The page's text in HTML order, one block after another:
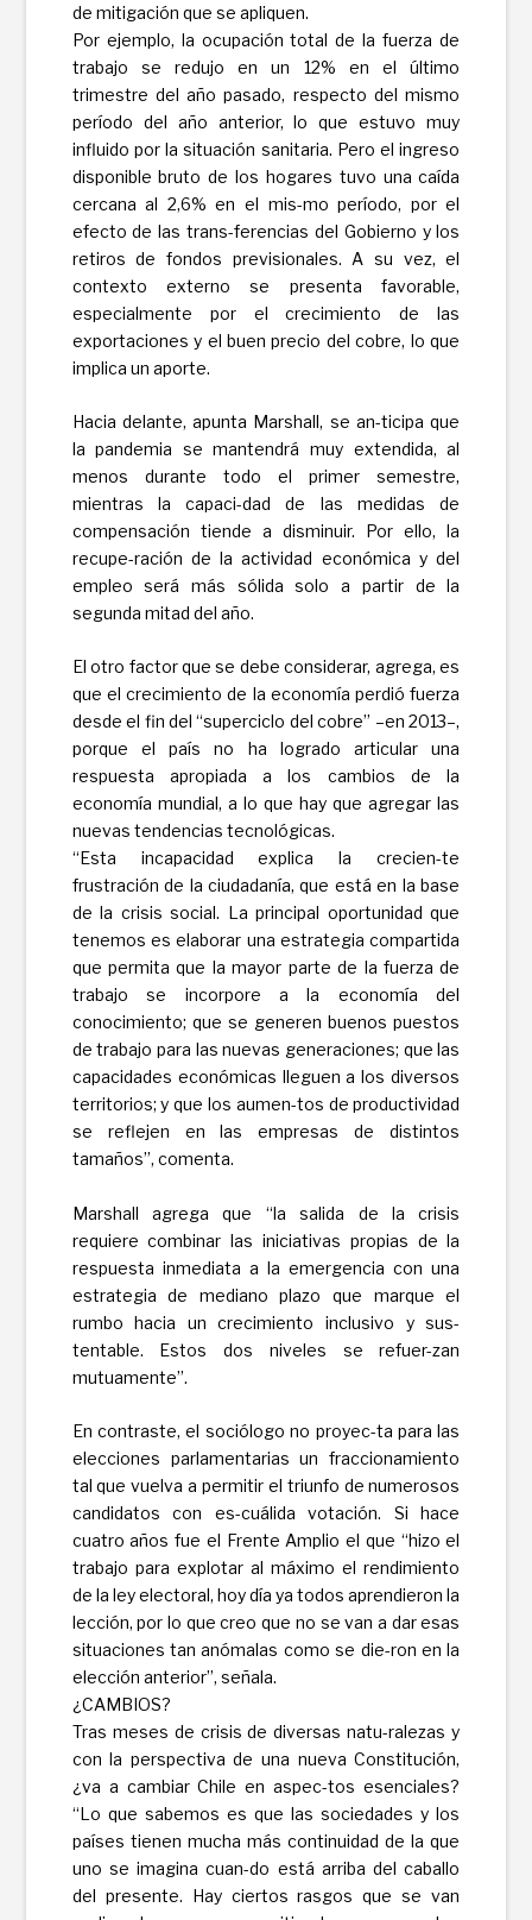
de mitigación que se apliquen.
Por ejemplo, la ocupación total de la fuerza de
trabajo se redujo en un 12% en el último
trimestre del año pasado, respecto del mismo
período del año anterior, lo que estuvo muy
influido por la situación sanitaria. Pero el ingreso
disponible bruto de los hogares tuvo una caída
cercana al 2,6% en el mis-mo período, por el
efecto de las trans-ferencias del Gobierno y los
retiros de fondos previsionales. A su vez, el
contexto externo se presenta favorable,
especialmente por el crecimiento de las
exportaciones y el buen precio del cobre, lo que
implica un aporte.
Hacia delante, apunta Marshall, se an-ticipa que
la pandemia se mantendrá muy extendida, al
menos durante todo el primer semestre,
mientras la capaci-dad de las medidas de
compensación tiende a disminuir. Por ello, la
recupe-ración de la actividad económica y del
empleo será más sólida solo a partir de la
segunda mitad del año.
El otro factor que se debe considerar, agrega, es
que el crecimiento de la economía perdió fuerza
desde el fin del “superciclo del cobre” –en 2013–,
porque el país no ha logrado articular una
respuesta apropiada a los cambios de la
economía mundial, a lo que hay que agregar las
nuevas tendencias tecnológicas.
“Esta incapacidad explica la crecien-te
frustración de la ciudadanía, que está en la base
de la crisis social. La principal oportunidad que
tenemos es elaborar una estrategia compartida
que permita que la mayor parte de la fuerza de
trabajo se incorpore a la economía del
conocimiento; que se generen buenos puestos
de trabajo para las nuevas generaciones; que las
capacidades económicas lleguen a los diversos
territorios; y que los aumen-tos de productividad
se reflejen en las empresas de distintos
tamaños”, comenta.
Marshall agrega que “la salida de la crisis
requiere combinar las iniciativas propias de la
respuesta inmediata a la emergencia con una
estrategia de mediano plazo que marque el
rumbo hacia un crecimiento inclusivo y sus-
tentable. Estos dos niveles se refuer-zan
mutuamente”.
En contraste, el sociólogo no proyec-ta para las
elecciones parlamentarias un fraccionamiento
tal que vuelva a permitir el triunfo de numerosos
candidatos con es-cuálida votación. Si hace
cuatro años fue el Frente Amplio el que “hizo el
trabajo para explotar al máximo el rendimiento
de la ley electoral, hoy día ya todos aprendieron la
lección, por lo que creo que no se van a dar esas
situaciones tan anómalas como se die-ron en la
elección anterior”, señala.
¿CAMBIOS?
Tras meses de crisis de diversas natu-ralezas y
con la perspectiva de una nueva Constitución,
¿va a cambiar Chile en aspec-tos esenciales?
“Lo que sabemos es que las sociedades y los
países tienen mucha más continuidad de la que
uno se imagina cuan-do está arriba del caballo
del presente. Hay ciertos rasgos que se van